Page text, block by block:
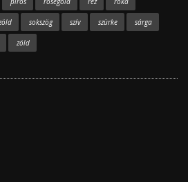
sokszög szív szürke sárga
zöld